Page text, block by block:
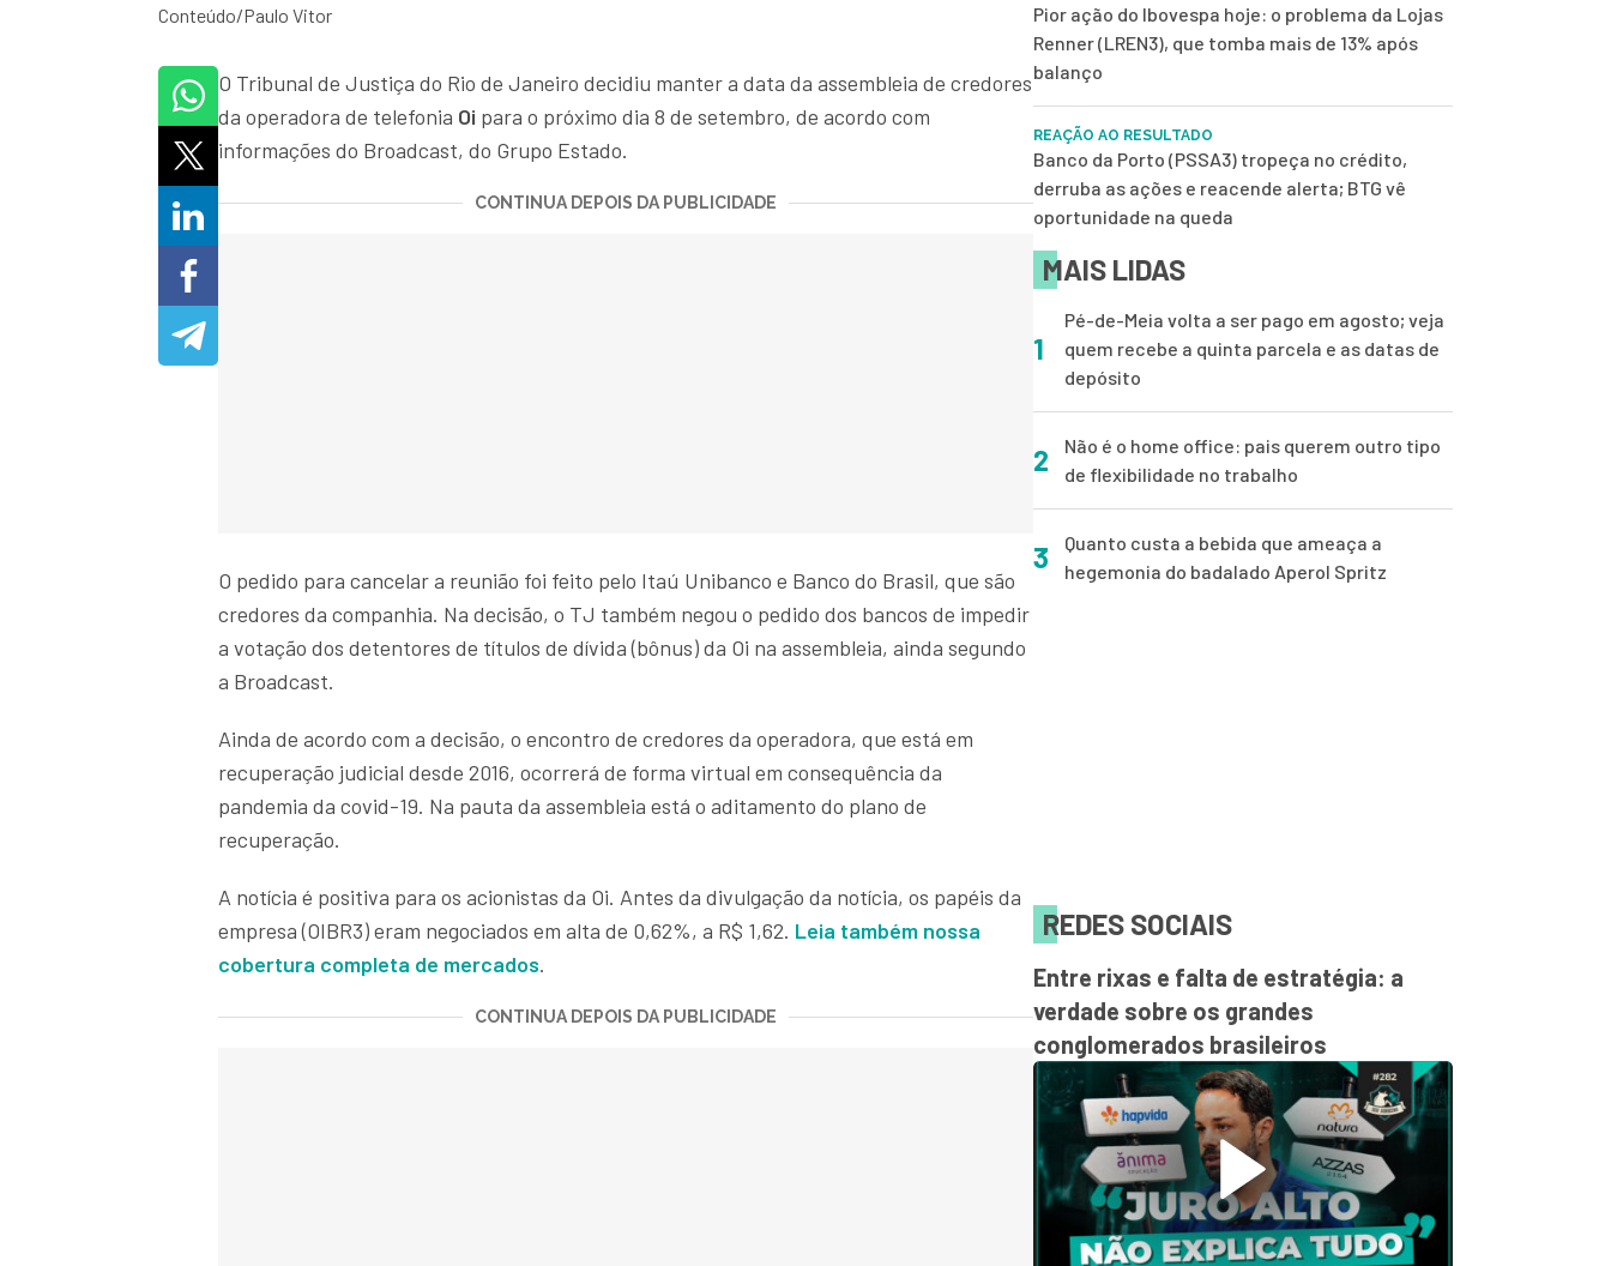
Conteúdo/Paulo Vitor
O Tribunal de Justiça do Rio de Janeiro decidiu manter a data da assembleia de credores
da operadora de telefonia Oi para o próximo dia 8 de setembro, de acordo com
informações do Broadcast, do Grupo Estado.
CONTINUA DEPOIS DA PUBLICIDADE
O pedido para cancelar a reunião foi feito pelo Itaú Unibanco e Banco do Brasil, que são
credores da companhia. Na decisão, o TJ também negou o pedido dos bancos de impedir
a votação dos detentores de títulos de dívida (bônus) da Oi na assembleia, ainda segundo
a Broadcast.
Ainda de acordo com a decisão, o encontro de credores da operadora, que está em
recuperação judicial desde 2016, ocorrerá de forma virtual em consequência da
pandemia da covid-19. Na pauta da assembleia está o aditamento do plano de
recuperação.
A notícia é positiva para os acionistas da Oi. Antes da divulgação da notícia, os papéis da
empresa (OIBR3) eram negociados em alta de 0,62%, a R$ 1,62. Leia também nossa
cobertura completa de mercados.
CONTINUA DEPOIS DA PUBLICIDADE
Pior ação do Ibovespa hoje: o problema da Lojas
Renner (LREN3), que tomba mais de 13% após
balanço
REAÇÃO AO RESULTADO
Banco da Porto (PSSA3) tropeça no crédito,
derruba as ações e reacende alerta; BTG vê
oportunidade na queda
MAIS LIDAS
1
Pé-de-Meia volta a ser pago em agosto; veja
quem recebe a quinta parcela e as datas de
depósito
2
Não é o home office: pais querem outro tipo
de flexibilidade no trabalho
3
Quanto custa a bebida que ameaça a
hegemonia do badalado Aperol Spritz
REDES SOCIAIS
Entre rixas e falta de estratégia: a
verdade sobre os grandes
conglomerados brasileiros